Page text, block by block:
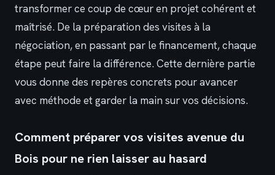
transformer ce coup de cœur en projet cohérent et
maîtrisé. De la préparation des visites à la
négociation, en passant par le financement, chaque
étape peut faire la différence. Cette dernière partie
vous donne des repères concrets pour avancer
avec méthode et garder la main sur vos décisions.
Comment préparer vos visites avenue du
Bois pour ne rien laisser au hasard